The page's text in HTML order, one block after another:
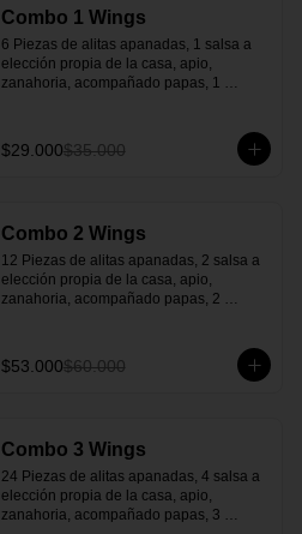
Combo 1 Wings
6 Piezas de alitas apanadas, 1 salsa a
elección propia de la casa, apio,
zanahoria, acompañado papas, 1
$29.000$35.000
Combo 2 Wings
12 Piezas de alitas apanadas, 2 salsa a
elección propia de la casa, apio,
zanahoria, acompañado papas, 2
$53.000$60.000
Combo 3 Wings
24 Piezas de alitas apanadas, 4 salsa a
elección propia de la casa, apio,
zanahoria, acompañado papas, 3